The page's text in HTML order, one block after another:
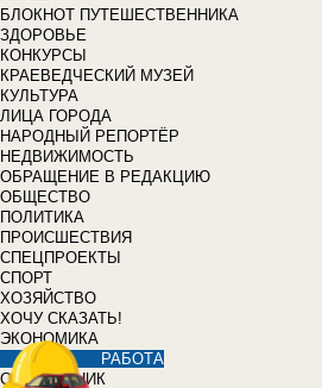
БЛОКНОТ ПУТЕШЕСТВЕННИКА
ЗДОРОВЬЕ
КОНКУРСЫ
КРАЕВЕДЧЕСКИЙ МУЗЕЙ
КУЛЬТУРА
ЛИЦА ГОРОДА
НАРОДНЫЙ РЕПОРТЁР
НЕДВИЖИМОСТЬ
ОБРАЩЕНИЕ В РЕДАКЦИЮ
ОБЩЕСТВО
ПОЛИТИКА
ПРОИСШЕСТВИЯ
СПЕЦПРОЕКТЫ
СПОРТ
ХОЗЯЙСТВО
ХОЧУ СКАЗАТЬ!
ЭКОНОМИКА
РАБОТА
СПРАВОЧНИК